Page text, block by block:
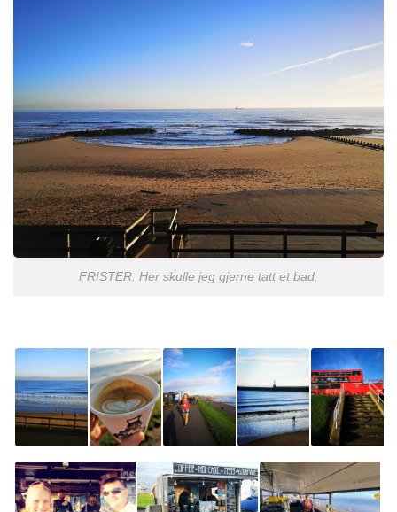
FRISTER: Her skulle jeg gjerne tatt et bad.